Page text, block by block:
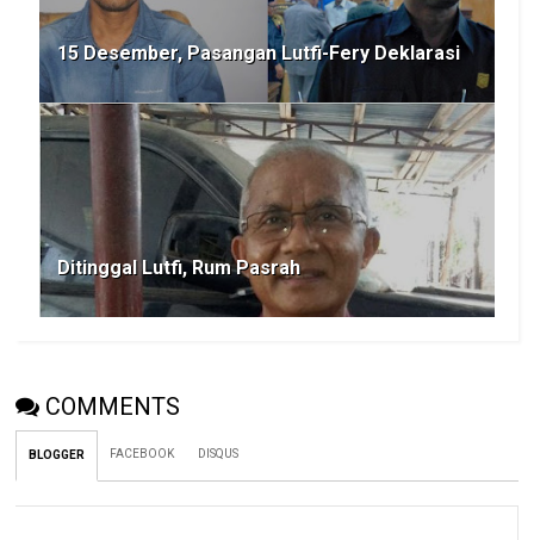
15 Desember, Pasangan Lutfi-Fery Deklarasi
Ditinggal Lutfi, Rum Pasrah
COMMENTS
BLOGGER FACEBOOK DISQUS